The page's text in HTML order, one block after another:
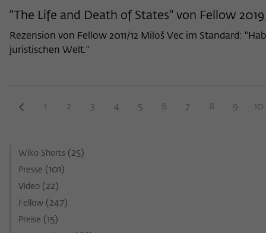
"The Life and Death of States" von Fellow
Rezension von Fellow 2011/12 Miloš Vec im Standard:
juristischen Welt."
1 2 3 4 5 6 7 8 9 10
Wiko Shorts (25)
Presse (101)
Video (22)
Fellow (247)
Preise (15)